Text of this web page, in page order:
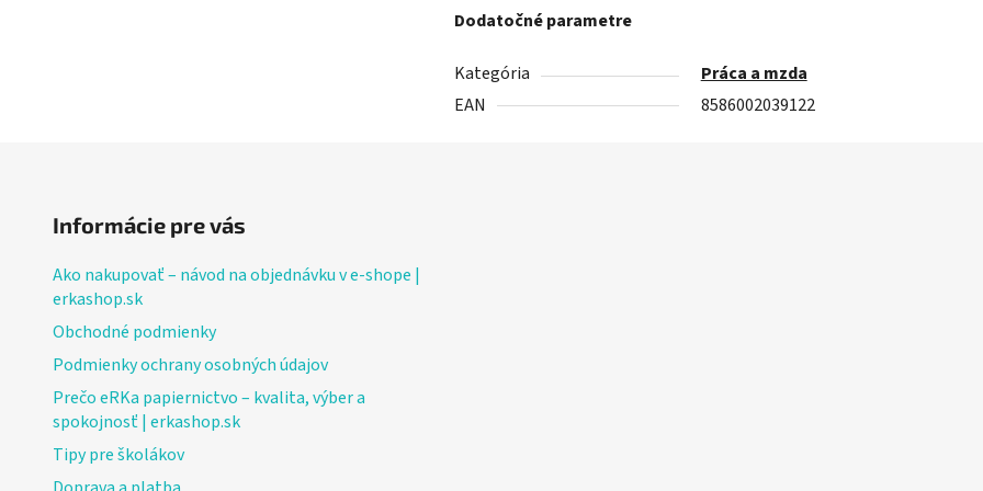
Dodatočné parametre
Kategória
Práca a mzda
EAN
8586002039122
Informácie pre vás
Ako nakupovať – návod na objednávku v e-shope |
erkashop.sk
Obchodné podmienky
Podmienky ochrany osobných údajov
Prečo eRKa papiernictvo – kvalita, výber a
spokojnosť | erkashop.sk
Tipy pre školákov